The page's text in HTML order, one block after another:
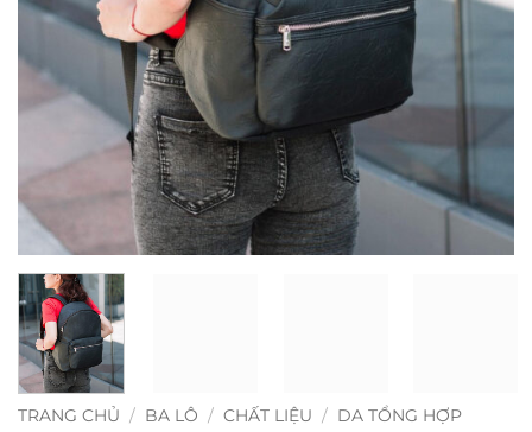
TRANG CHỦ / BA LÔ / CHẤT LIỆU / DA TỔNG HỢP